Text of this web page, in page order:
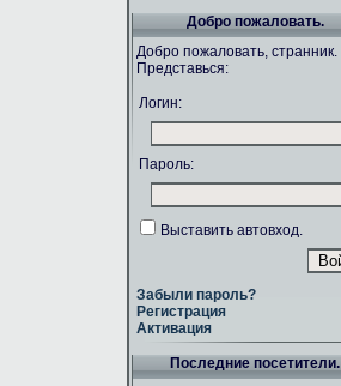
Добро пожаловать.
Добро пожаловать, странник.
Представься:
Логин:
Пароль:
Выставить автовход.
Забыли пароль?
Регистрация
Активация
Последние посетители.